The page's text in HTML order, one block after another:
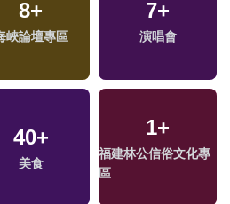
8+
峽論壇專區
7+
演唱會
40+
美食
1+
福建林公信俗文化專
區
1077
生活
兩岸道教文化交流專
766+
社會
194
熱門